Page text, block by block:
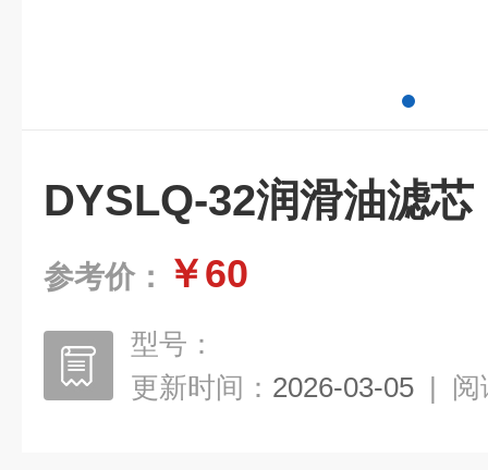
DYSLQ-32润滑油滤芯
参考价： ￥60
型号：
更新时间： 2026-03-05 | 阅